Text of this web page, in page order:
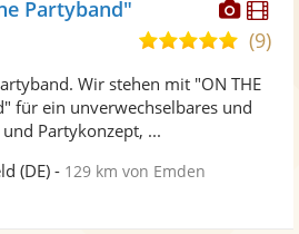
Fotos
Partyband"
5,0
5
(9)
Wir stehen mit "ON THE
für ein unverwechselbares und
Partykonzept, ...
(DE) - 129 km von Emden